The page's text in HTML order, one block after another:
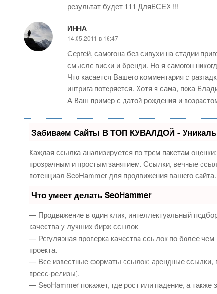
результат будет 111 ДляВСЕХ !!!
ИННА
14.05.2011 в 16:47
Сергей, самогона без сивухи на стадии
смысле виски и бренди. Но я самогон
Что касается Вашего комментария с
интрига потеряется. Хотя я сама, пока
А Ваш пример с датой рождения и
Забиваем Сайты В ТОП КУВАЛДОЙ -
Каждая ссылка анализируется по трем пакетам
прозрачным и простым занятием. Ссылки, вечные
потенциал SeoHammer для продвижения вашего сайта.
Что умеет делать SeoHammer
— Продвижение в один клик, интеллектуальный
качества у лучших бирж ссылок.
— Регулярная проверка качества ссылок по более
проекта.
— Все известные форматы ссылок: арендные ссылки,
пресс-релизы).
— SeoHammer покажет, где рост или падение, а также